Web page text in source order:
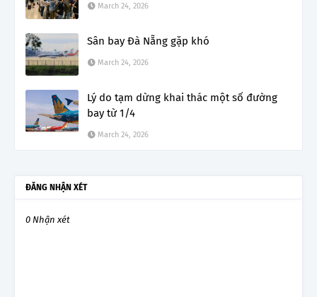
March 24, 2026
Sân bay Đà Nẵng gặp khó
March 24, 2026
Lý do tạm dừng khai thác một số đường
bay từ 1/4
March 24, 2026
ĐĂNG NHẬN XÉT
0 Nhận xét